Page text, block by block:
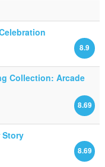
8.9
Collection: Arcade
8.69
Story
8.69